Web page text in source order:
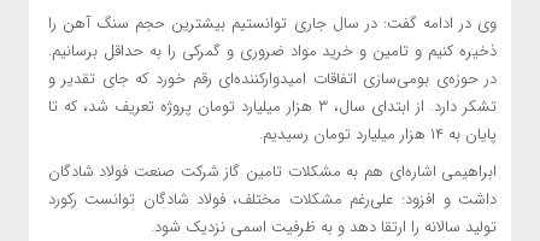
وی در ادامه گفت: در سال جاری توانستیم بیشترین حجم سنگ آهن را
ذخیره کنیم و تامین و خرید مواد ضروری و گمرکی را به حداقل برسانیم.
در حوزه‌ی بومی‌سازی اتفاقات امیدوارکننده‌ای رقم خورد که جای تقدیر و
تشکر دارد. از ابتدای سال، ۳ هزار میلیارد تومان پروژه تعریف شد، که تا
پایان به ۱۴ هزار میلیارد تومان رسیدیم.
ابراهیمی اشاره‌ای هم به مشکلات تامین گاز شرکت صنعت فولاد شادگان
داشت و افزود: علی‌رغم مشکلات مختلف، فولاد شادگان توانست رکورد
تولید سالانه را ارتقا دهد و به ظرفیت اسمی نزدیک شود.